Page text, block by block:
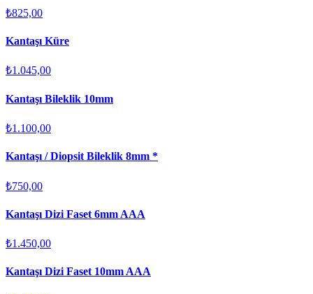
₺825,00
Kantaşı Küre
₺1.045,00
Kantaşı Bileklik 10mm
₺1.100,00
Kantaşı / Diopsit Bileklik 8mm *
₺750,00
Kantaşı Dizi Faset 6mm AAA
₺1.450,00
Kantaşı Dizi Faset 10mm AAA